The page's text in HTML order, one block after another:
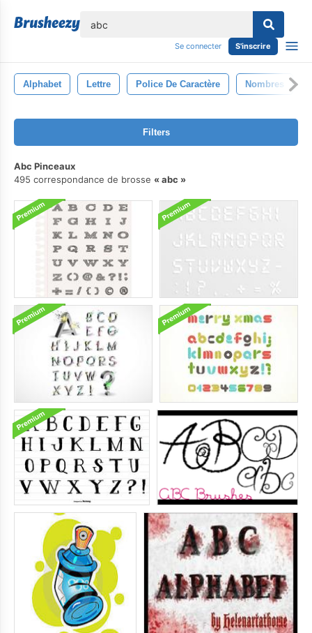
Se connecter S'inscrire
Alphabet Lettre Police De Caractère Nombres
Filters
Abc Pinceaux
495 correspondance de brosse
abc